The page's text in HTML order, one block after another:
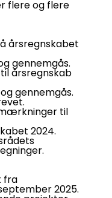
flere og flere
årsregnskabet
gennemgås.
årsregnskab
gennemgås.
til
2024.
fra
2025.